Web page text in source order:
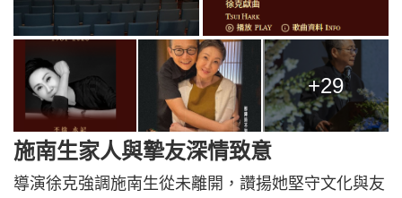
+29
施南生家人與摯友深情致意
導演徐克強調施南生從未離開，讚揚她堅守文化與友